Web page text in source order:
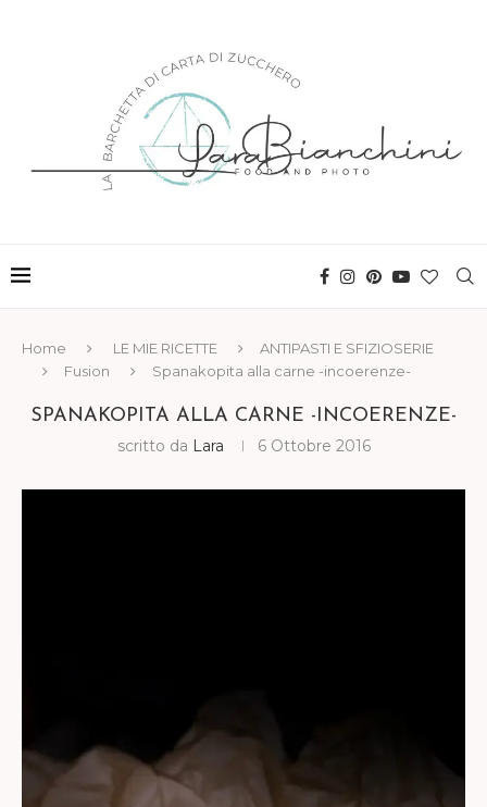
Home LE MIE RICETTE
ANTIPASTI E SFIZIOSERIE
Fusion
Spanakopita alla carne -incoerenze-
SPANAKOPITA ALLA CARNE -INCOERENZE-
scritto da Lara 6 Ottobre 2016